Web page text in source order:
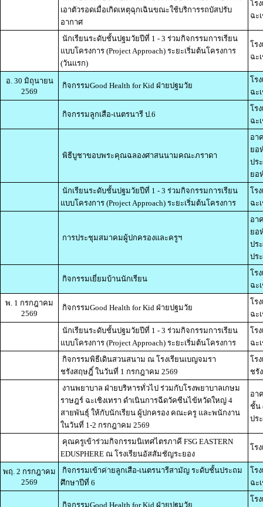
เอาตัวรอดเมื่อเกิดเหตุฉุกเฉินขณะใช้บริการรถบัสปรับ
อากาศ
โร
ฉะ
นักเรียนระดับชั้นปฐมวัยปีที่ 1 - 3 ร่วมกิจกรรมการเรียน
แบบโครงการ (Project Approach) ระยะเริ่มต้นโครงการ
(วันแรก)
โร
ฉะ
อ. 30 มิถุนายน
2569
กิจกรรมGood Health for Kid ฝ่ายปฐมวัย
โร
ฉะ
กิจกรรมลูกเสือ-เนตรนารี ป.6
โร
ฉะ
พิธีบูชาขอบพระคุณฉลองศาสนนามคณะภราดา
อา
ยอ
ปร
ยอ
นักเรียนระดับชั้นปฐมวัยปีที่ 1 - 3 ร่วมกิจกรรมการเรียน
แบบโครงการ (Project Approach) ระยะเริ่มต้นโครงการ
โร
ฉะ
การประชุมสมาคมผู้ปกครองและครูฯ
อา
ยอ
ปร
ปร
กิจกรรมเยี่ยมบ้านนักเรียน
โร
ฉะ
พ. 1 กรกฎาคม
2569
กิจกรรมGood Health for Kid ฝ่ายปฐมวัย
โร
ฉะ
นักเรียนระดับชั้นปฐมวัยปีที่ 1 - 3 ร่วมกิจกรรมการเรียน
แบบโครงการ (Project Approach) ระยะเริ่มต้นโครงการ
โร
ฉะ
กิจกรรมพิธีเดินสวนสนาม ณ โรงเรียนเบญจมรา
ชรังสฤษฎิ์ ในวันที่ 1 กรกฎาคม 2569
โร
ชรั
งานพยาบาล ฝ่ายบริหารทั่วไป ร่วมกับโรงพยาบาลเกษม
ราษฎร์ ฉะเชิงเทรา ดำเนินการฉีดวัคซีนไข้หวัดใหญ่ 4
สายพันธุ์ ให้กับนักเรียน ผู้ปกครอง คณะครู และพนักงาน
ในวันที่ 1-2 กรกฎาคม 2569
อา
ชั้น
ปร
คุณครูเข้าร่วมกิจกรรมนิเทศไตรภาคี FSG EASTERN
EDUSPHERE ณ โรงเรียนอัสสัมชัญระยอง
โร
พฤ. 2 กรกฎาคม
2569
กิจกรรมเข้าค่ายลูกเสือ-เนตรนารีสามัญ ระดับชั้นประถม
ศึกษาปีที่ 6
โร
ฉะ
กิจกรรมGood Health for Kid ฝ่ายปฐมวัย
โร